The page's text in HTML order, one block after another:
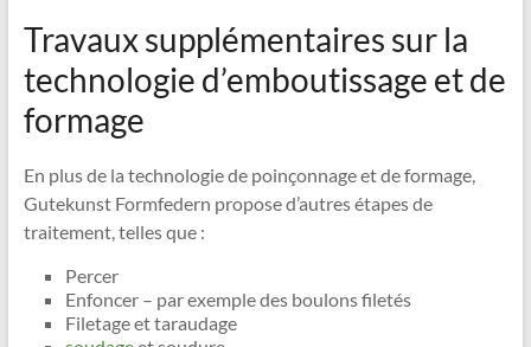
Travaux supplémentaires sur la
technologie d’emboutissage et de
formage
En plus de la technologie de poinçonnage et de formage,
Gutekunst Formfedern propose d’autres étapes de
traitement, telles que :
Percer
Enfoncer – par exemple des boulons filetés
Filetage et taraudage